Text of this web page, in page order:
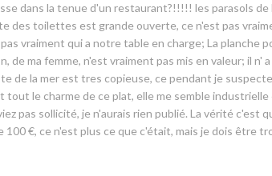
dans la tenue d'un restaurant?!!!!! les parasols de
des toilettes est grande ouverte, ce n'est pas
vraiment qui a notre table en charge; La planche
de ma femme, n'est vraiment pas mis en valeur; il n'
de la mer est tres copieuse, ce pendant je
tout le charme de ce plat, elle me semble industrielle
pas sollicité, je n'aurais rien publié. La vérité c'est
100 €, ce n'est plus ce que c'était, mais je dois être